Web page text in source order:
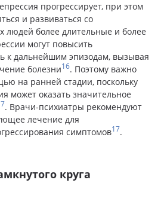
прогрессирует, при этом
и развиваться со
людей более длительные и более
могут повысить
к дальнейшим эпизодам, вызывая
болезни16. Поэтому важно
на ранней стадии, поскольку
может оказать значительное
. Врачи-психиатры рекомендуют
лечение для
симптомов17.
круга